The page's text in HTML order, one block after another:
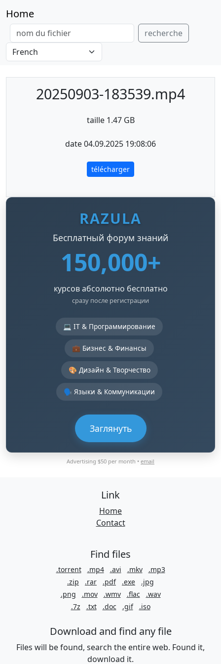
Home
recherche
20250903-183539.mp4
taille 1.47 GB
date 04.09.2025 19:08:06
télécharger
RAZULA
Бесплатный форум знаний
150,000+
курсов абсолютно бесплатно
сразу после регистрации
💻 IT & Программирование
💼 Бизнес & Финансы
🎨 Дизайн & Творчество
🗣️ Языки & Коммуникации
Заглянуть
Advertising $50 per month • email
Link
Home
Contact
Find files
.torrent .mp4 .avi .mkv
.mp3
.zip
.rar .pdf .exe
.jpg
.png
.mov .wmv .flac
.wav
.7z
.txt .doc .gif .iso
Download and find any file
Files will be found, search the entire web. Found it,
download it.